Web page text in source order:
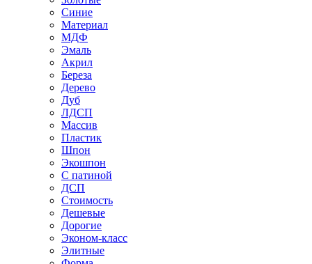
Синие
Материал
МДФ
Эмаль
Акрил
Береза
Дерево
Дуб
ЛДСП
Массив
Пластик
Шпон
Экошпон
С патиной
ДСП
Стоимость
Дешевые
Дорогие
Эконом-класс
Элитные